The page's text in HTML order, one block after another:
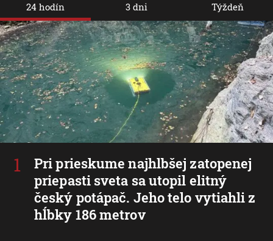
24 hodín
Pri prieskume najhlbšej zatopenej
priepasti sveta sa utopil elitný
český potápač. Jeho telo vytiahli z
hĺbky 186 metrov
3 dni Týždeň